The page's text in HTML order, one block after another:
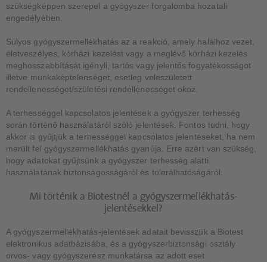
szükségképpen szerepel a gyógyszer forgalomba hozatali
engedélyében.
Súlyos gyógyszermellékhatás az a reakció, amely halálhoz vezet,
életveszélyes, kórházi kezelést vagy a meglévő kórházi kezelés
meghosszabbítását igényli, tartós vagy jelentős fogyatékosságot
illetve munkaképtelenséget, esetleg veleszületett
rendellenességet/születési rendellenességet okoz.
A terhességgel kapcsolatos jelentések a gyógyszer terhesség
során történő használatáról szóló jelentések. Fontos tudni, hogy
akkor is gyűjtjük a terhességgel kapcsolatos jelentéseket, ha nem
merült fel gyógyszermellékhatás gyanúja. Erre azért van szükség,
hogy adatokat gyűjtsünk a gyógyszer terhesség alatti
használatának biztonságosságáról és tolerálhatóságáról.
Mi történik a Biotestnél a gyógyszermellékhatás-
jelentésekkel?
A gyógyszermellékhatás-jelentések adatait bevisszük a Biotest
elektronikus adatbázisába, és a gyógyszerbiztonsági osztály
orvos- vagy gyógyszerész munkatársa az adott eset